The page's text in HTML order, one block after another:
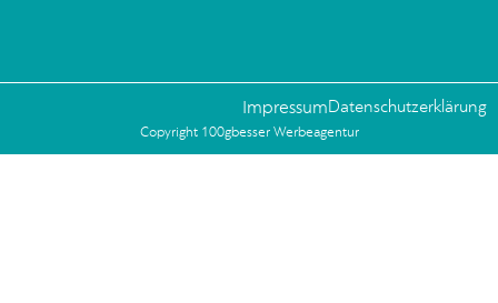
Copyright 100gbesser Werbeagentur
Datenschutzerklärung
Impressum